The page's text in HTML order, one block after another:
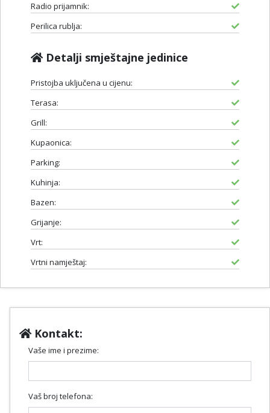
Radio prijamnik:
Perilica rublja:
Detalji smještajne jedinice
Pristojba uključena u cijenu:
Terasa:
Grill:
Kupaonica:
Parking:
Kuhinja:
Bazen:
Grijanje:
Vrt:
Vrtni namještaj:
Kontakt:
Vaše ime i prezime:
Vaš broj telefona: